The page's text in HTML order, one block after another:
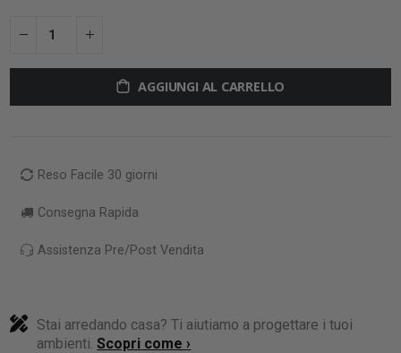
AGGIUNGI AL CARRELLO
Reso Facile 30 giorni
Consegna Rapida
Assistenza Pre/Post Vendita
Stai arredando casa? Ti aiutiamo a progettare i tuoi
ambienti.Scopri come ›